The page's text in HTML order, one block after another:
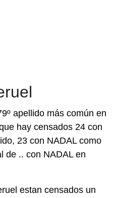
apellido más común en
hay censados 24 con
23 con NADAL como
de .. con NADAL en
estan censados un